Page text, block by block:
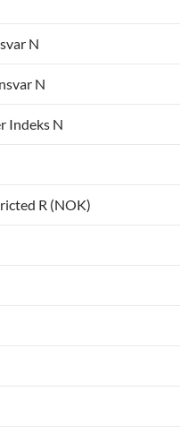
N
N
Indeks N
R (NOK)